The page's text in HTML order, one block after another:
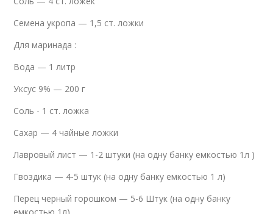
Семена укропа — 1,5 ст. ложки
Для маринада :
Вода — 1 литр
Уксус 9% — 200 г
Соль - 1 ст. ложка
Сахар — 4 чайные ложки
Лавровый лист — 1-2 штуки (на одну банку емкостью 1л )
Гвоздика — 4-5 штук (на одну банку емкостью 1 л)
Перец черный горошком — 5-6 Штук (на одну банку